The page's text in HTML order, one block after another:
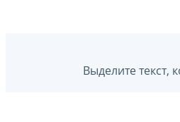
Выделите